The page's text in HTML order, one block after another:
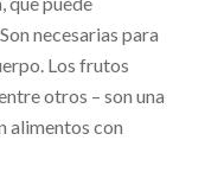
necesarias para
Los frutos
otros – son una
alimentos con